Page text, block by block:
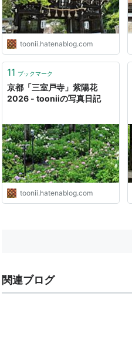
toonii.hatenablog.com
11 ブックマーク
京都「三室戸寺」紫陽花
2026 - tooniiの写真日記
toonii.hatenablog.com
関連ブログ